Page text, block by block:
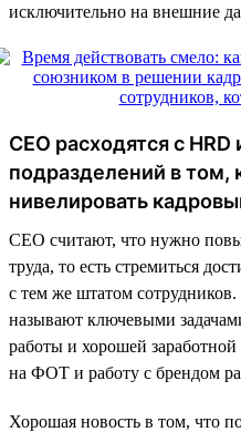
исключительно на внешние
CEO расходятся с
подразделений в том,
нивелировать
СЕО считают, что нужно
труда, то есть стремиться
с тем же штатом
называют ключевыми
работы и хорошей
на ФОТ и работу с брендом
Хорошая новость в том, что